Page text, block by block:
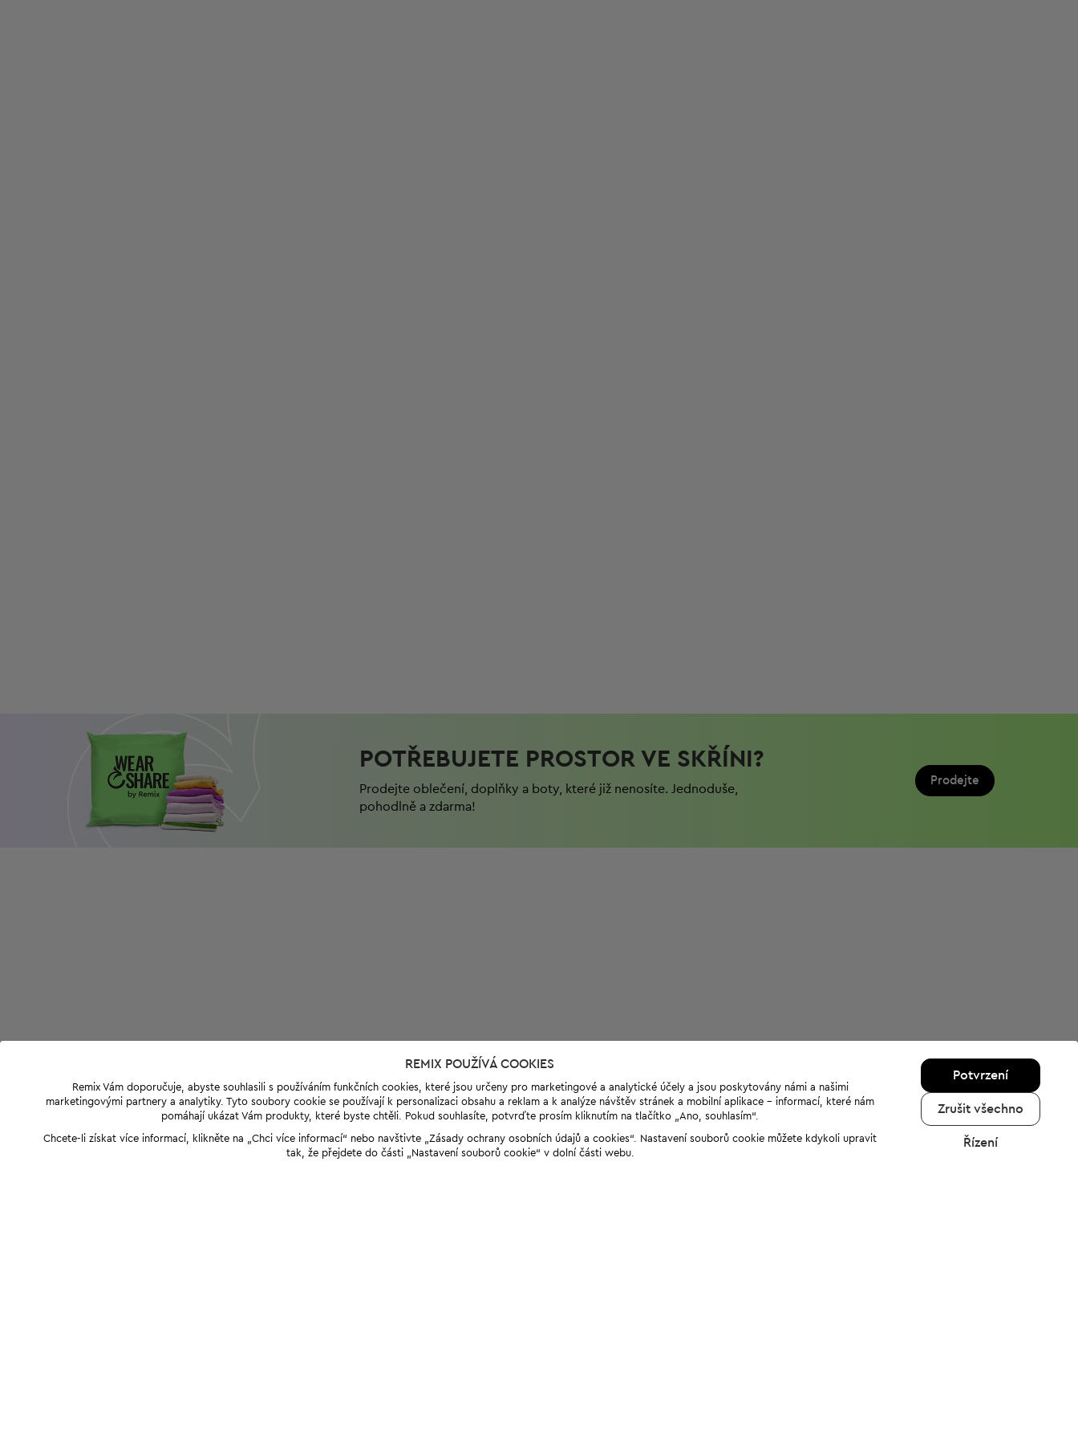
POTŘEBUJETE PROSTOR VE SKŘÍNI?
Prodejte oblečení, doplňky a boty, které již nenosíte. Jednoduše,
pohodlně a zdarma!
Prodejte
REMIX POUŽÍVÁ COOKIES
Remix Vám doporučuje, abyste souhlasili s používáním funkčních cookies, které jsou určeny pro marketingové a analytické účely a jsou poskytovány námi a našimi
marketingovými partnery a analytiky. Tyto soubory cookie se používají k personalizaci obsahu a reklam a k analýze návštěv stránek a mobilní aplikace - informací, které nám
pomáhají ukázat Vám produkty, které byste chtěli. Pokud souhlasíte, potvrďte prosím kliknutím na tlačítko „Ano, souhlasím“.
Chcete-li získat více informací, klikněte na „Chci více informací“ nebo navštivte „Zásady ochrany osobních údajů a cookies“. Nastavení souborů cookie můžete kdykoli upravit
tak, že přejdete do části „Nastavení souborů cookie“ v dolní části webu.
Potvrzení
Zrušit všechno
Řízení